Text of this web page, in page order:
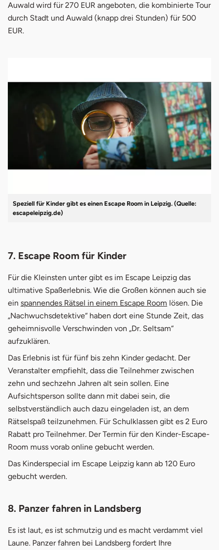
Auwald wird für 270 EUR angeboten, die kombinierte Tour
durch Stadt und Auwald (knapp drei Stunden) für 500
EUR.
Speziell für Kinder gibt es einen Escape Room in Leipzig. (Quelle:
escapeleipzig.de)
7. Escape Room für Kinder
Für die Kleinsten unter gibt es im Escape Leipzig das
ultimative Spaßerlebnis. Wie die Großen können auch sie
ein spannendes Rätsel in einem Escape Room lösen. Die
„Nachwuchsdetektive“ haben dort eine Stunde Zeit, das
geheimnisvolle Verschwinden von „Dr. Seltsam“
aufzuklären.
Das Erlebnis ist für fünf bis zehn Kinder gedacht. Der
Veranstalter empfiehlt, dass die Teilnehmer zwischen
zehn und sechzehn Jahren alt sein sollen. Eine
Aufsichtsperson sollte dann mit dabei sein, die
selbstverständlich auch dazu eingeladen ist, an dem
Rätselspaß teilzunehmen. Für Schulklassen gibt es 2 Euro
Rabatt pro Teilnehmer. Der Termin für den Kinder-Escape-
Room muss vorab online gebucht werden.
Das Kinderspecial im Escape Leipzig kann ab 120 Euro
gebucht werden.
8. Panzer fahren in Landsberg
Es ist laut, es ist schmutzig und es macht verdammt viel
Laune. Panzer fahren bei Landsberg fordert Ihre